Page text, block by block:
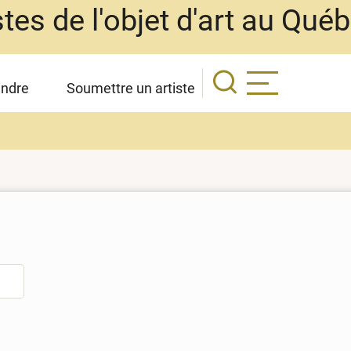
de l'objet d'art au
Soumettre un artiste